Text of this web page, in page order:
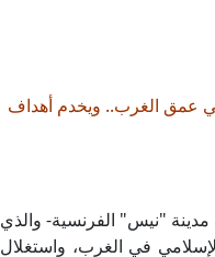
عمق الغرب.. ويخدم أهداف
مدينة "نيس" الفرنسية- والذي
الإسلامي في الغرب، واستغلال